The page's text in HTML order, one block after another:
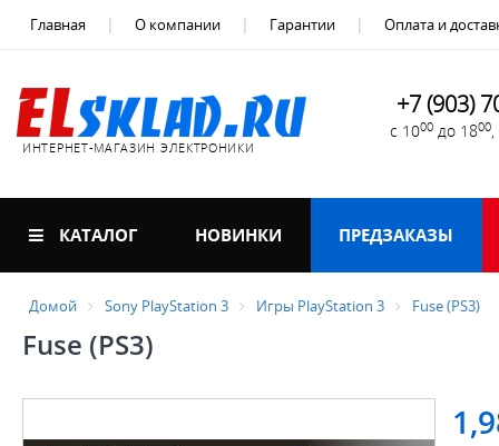
Главная О компании Гарантии Оплата и
ИНТЕРНЕТ-МАГАЗИН ЭЛЕКТРОНИКИ
+7 (903)
с 1000 до 1800
КАТАЛОГ НОВИНКИ ПРЕДЗАКАЗЫ
Домой Sony PlayStation 3 Игры PlayStation 3 Fuse (PS3)
Fuse (PS3)